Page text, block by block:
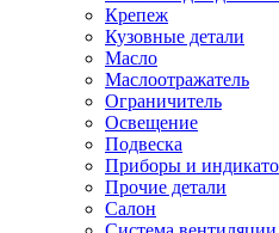
Крепеж
Кузовные детали
Масло
Маслоотражатель
Ограничитель
Освещение
Подвеска
Приборы и
Прочие детали
Салон